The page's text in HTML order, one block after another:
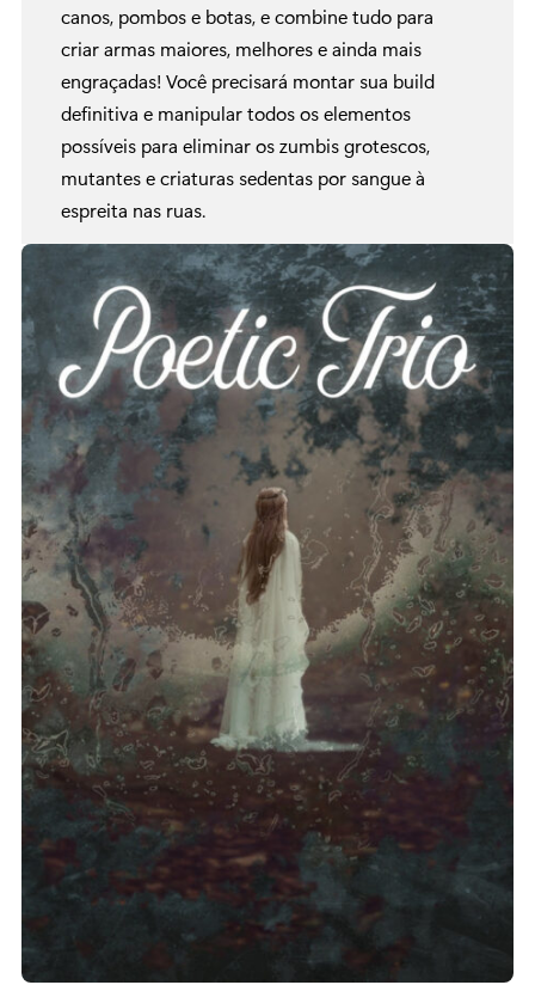
canos, pombos e botas, e combine tudo para
criar armas maiores, melhores e ainda mais
engraçadas! Você precisará montar sua build
definitiva e manipular todos os elementos
possíveis para eliminar os zumbis grotescos,
mutantes e criaturas sedentas por sangue à
espreita nas ruas.